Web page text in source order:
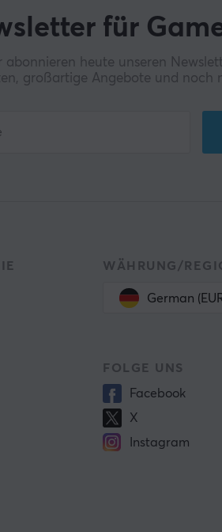
für
heute unseren
großartige Angebote und noch
WÄHRUNG/
German
FOLGE UNS
Facebook
X
Instagram